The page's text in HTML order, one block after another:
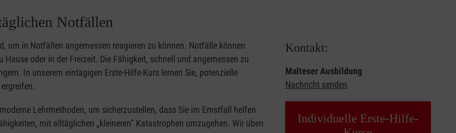
Notfällen
um in Notfällen angemessen reagieren zu können. Notfälle können
oder in der Freizeit. Die Fähigkeit, schnell und angemessen zu
In unserem eintägigen Erste-Hilfe-Kurs lernen Sie, potenzielle
Lehrmethoden, um sicherzustellen, dass Sie im Ernstfall helfen
mit alltäglichen „kleineren” Katastrophen umzugehen. Wir üben
Kontakt:
Malteser Ausbildung
Nachricht senden
Individuelle Erste-Hilfe-